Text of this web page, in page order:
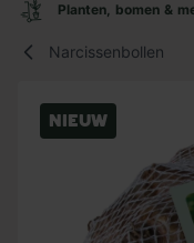
Planten, bomen &
Narcissenbollen
Nieuw